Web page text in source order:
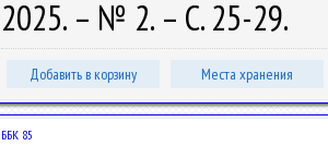
2025. – № 2. – С. 25-29.
Добавить в корзину Места хранения
ББК 85